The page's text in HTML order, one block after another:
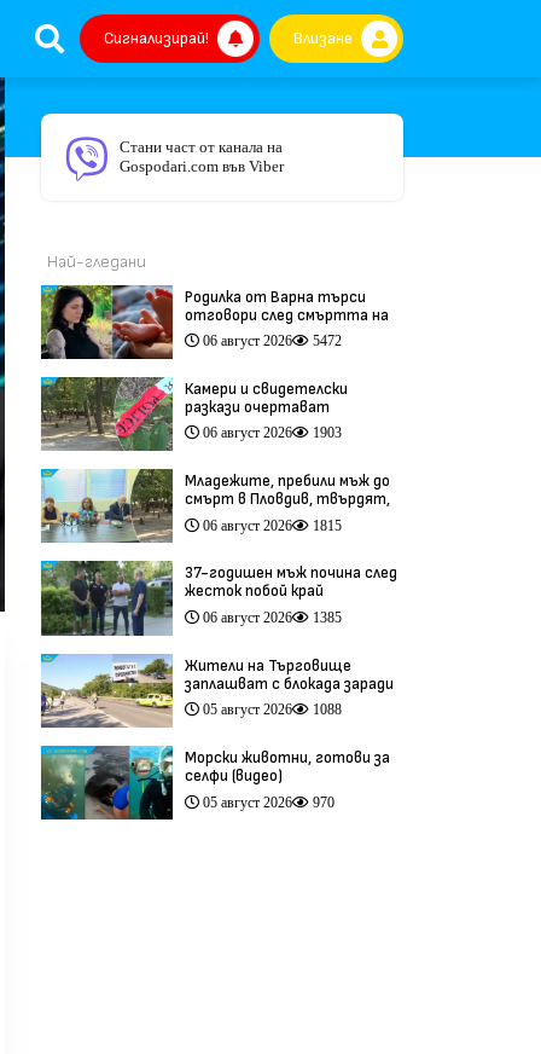
Сигнализирай! Влизане
Стани част от канала на
Gospodari.com във Viber
Най-гледани
Родилка от Варна търси
отговори след смъртта на
бебето ѝ дни преди секцио
(видео)
06 август 2026 5472
Камери и свидетелски
разкази очертават
хронологията на фаталния
побой край Младежкия хълм
06 август 2026 1903
Младежите, пребили мъж до
смърт в Пловдив, твърдят,
че са „ловци на педофили”
(видео)
06 август 2026 1815
37-годишен мъж почина след
жесток побой край
Младежкия хълм в Пловдив
(видео)
06 август 2026 1385
Жители на Търговище
заплашват с блокада заради
опасен участък на пътя
София–Варна (видео)
05 август 2026 1088
Морски животни, готови за
селфи (видео)
05 август 2026 970